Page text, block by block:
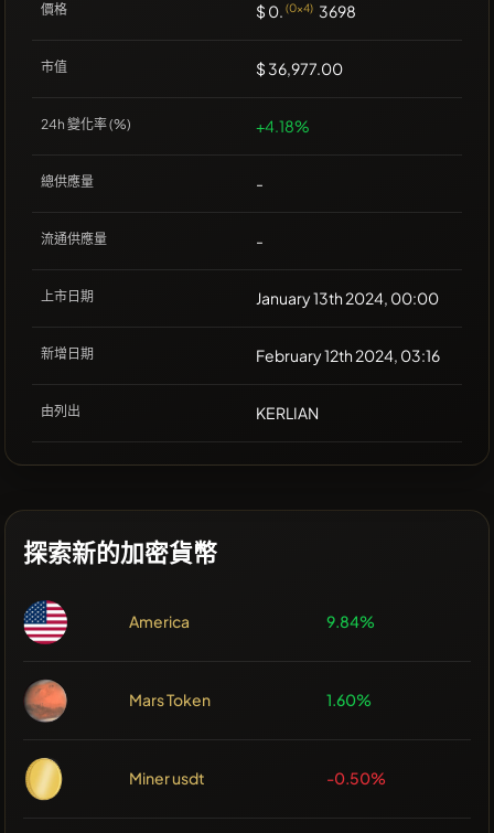
價格 $ 0. (0x4) 3698
市值 $ 36,977.00
24h 變化率 (%) +4.18%
總供應量 -
流通供應量 -
上市日期 January 13th 2024, 00:00
新增日期 February 12th 2024, 03:16
由列出 KERLIAN
探索新的加密貨幣
America 9.84%
Mars Token 1.60%
Miner usdt -0.50%